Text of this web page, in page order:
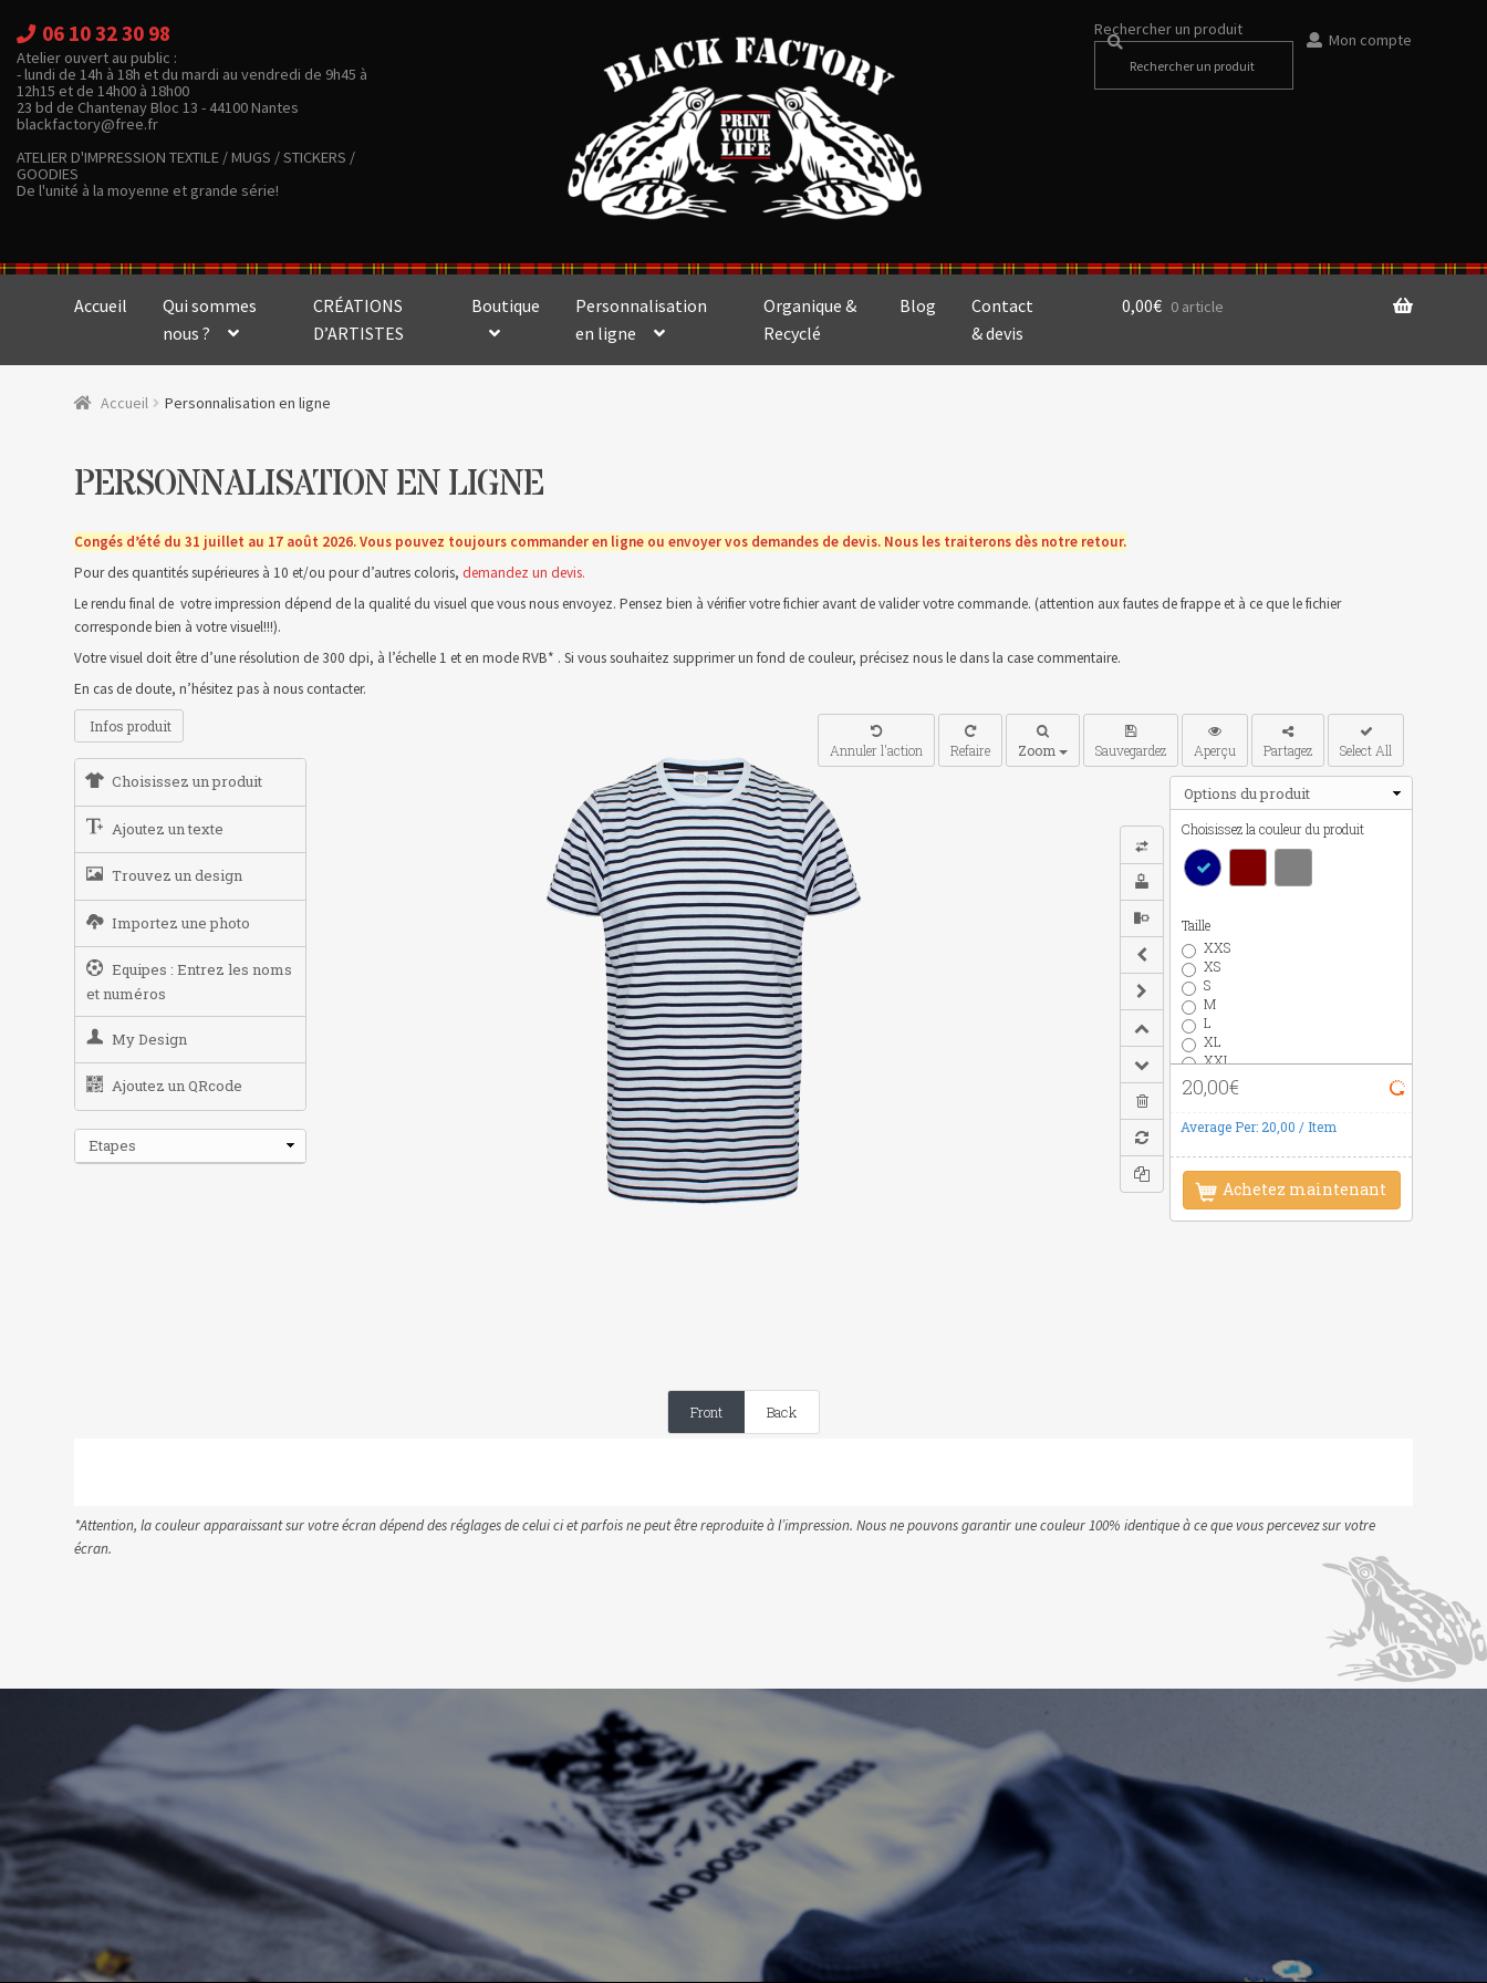
06 10 32 30 98
Atelier ouvert au public :
- lundi de 14h à 18h et du mardi au vendredi de 9h45 à
12h15 et de 14h00 à 18h00
23 bd de Chantenay Bloc 13 - 44100 Nantes
blackfactory@free.fr
ATELIER D'IMPRESSION TEXTILE / MUGS / STICKERS /
GOODIES
De l'unité à la moyenne et grande série!
Mon compte
Rechercher un produit
Accueil
Qui sommes
nous ?
CRÉATIONS
D’ARTISTES
Boutique
Personnalisation
en ligne
Organique &
Recyclé
Blog
Contact
& devis
0,00€ 0 article
Accueil Personnalisation en ligne
PERSONNALISATION EN LIGNE
Congés d’été du 31 juillet au 17 août 2026. Vous pouvez toujours commander en ligne ou envoyer vos demandes de devis. Nous les traiterons dès notre retour.
Pour des quantités supérieures à 10 et/ou pour d’autres coloris,demandez un devis.
Le rendu final de votre impression dépend de la qualité du visuel que vous nous envoyez. Pensez bien à vérifier votre fichier avant de valider votre commande. (attention aux fautes de frappe et à ce que le fichier
corresponde bien à votre visuel!!!).
Votre visuel doit être d’une résolution de 300 dpi, à l’échelle 1 et en mode RVB* . Si vous souhaitez supprimer un fond de couleur, précisez nous le dans la case commentaire.
En cas de doute, n’hésitez pas à nous contacter.
*Attention, la couleur apparaissant sur votre écran dépend des réglages de celui ci et parfois ne peut être reproduite à l’impression. Nous ne pouvons garantir une couleur 100% identique à ce que vous percevez sur votre
écran.